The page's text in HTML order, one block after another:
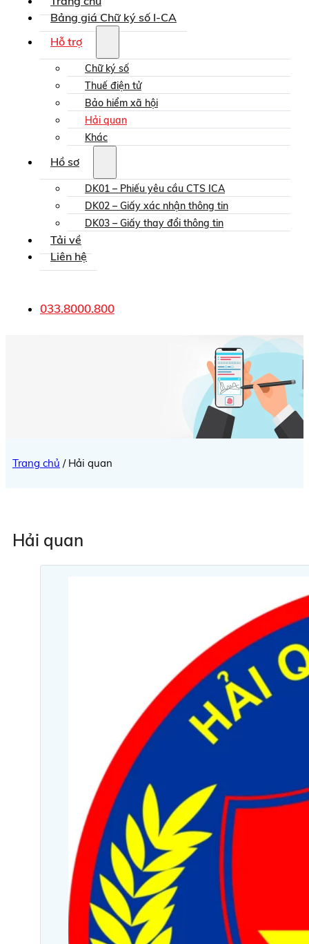
Bảng giá Chữ ký số I-CA
Hỗ trợ
Chữ ký số
Thuế điện tử
Bảo hiểm xã hội
Hải quan
Khác
Hồ sơ
DK01 – Phiếu yêu cầu CTS ICA
DK02 – Giấy xác nhận thông tin
DK03 – Giấy thay đổi thông tin
Tải về
Liên hệ
033.8000.800
Trang chủ / Hải quan
Hải quan